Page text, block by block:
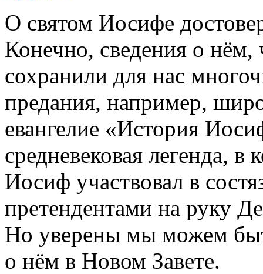
О святом Иосифе
Конечно, сведения о нём,
сохранили для нас
предания, например,
евангелие «История
средневековая легенда, в
Иосиф участвовал в
претендентами на руку
Но уверены мы можем
о нём в Новом Завете.